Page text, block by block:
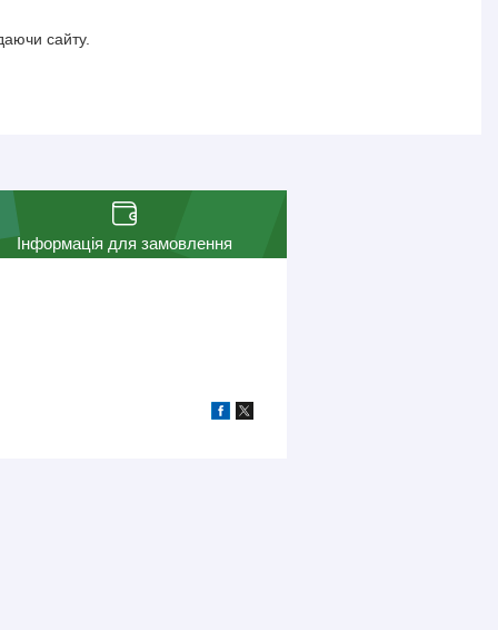
сайту.
Інформація для замовлення